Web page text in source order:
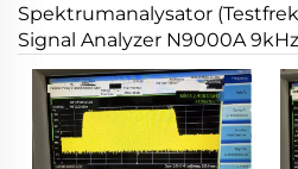
Spektrumanalysator
Signal Analyzer N9000A